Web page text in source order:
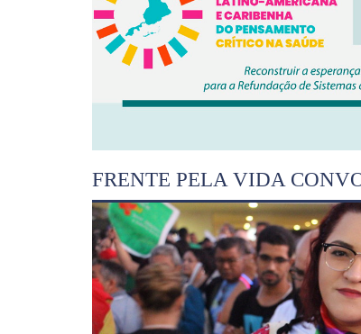
FRENTE PELA VIDA